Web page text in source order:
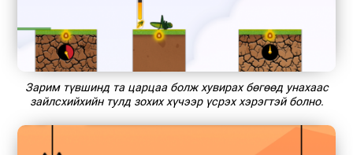
Зарим түвшинд та царцаа болж хувирах бөгөөд унахаас
зайлсхийхийн тулд зохих хүчээр үсрэх хэрэгтэй болно.